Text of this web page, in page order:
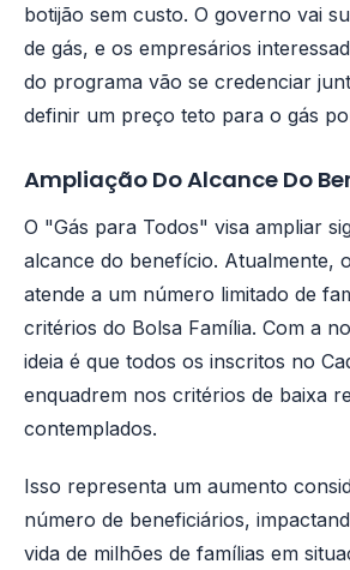
botijão sem custo. O governo vai
de gás, e os empresários
do programa vão se credenciar
definir um preço teto para o gás
Ampliação Do Alcance Do
O "Gás para Todos" visa ampliar
alcance do benefício. Atualmente,
atende a um número limitado de
critérios do Bolsa Família. Com a
ideia é que todos os inscritos no
enquadrem nos critérios de baixa
contemplados.
Isso representa um aumento
número de beneficiários,
vida de milhões de famílias em